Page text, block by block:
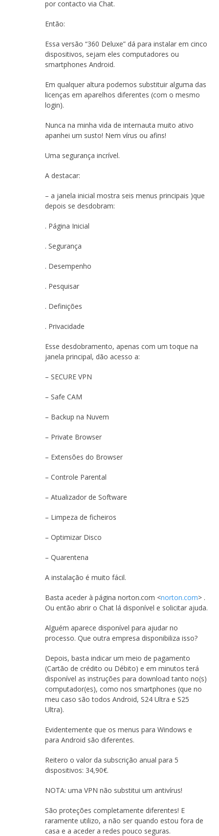
por contacto via Chat.
Então:
Essa versão “360 Deluxe” dá para instalar em cinco
dispositivos, sejam eles computadores ou
smartphones Android.
Em qualquer altura podemos substituir alguma das
licenças em aparelhos diferentes (com o mesmo
login).
Nunca na minha vida de internauta muito ativo
apanhei um susto! Nem vírus ou afins!
Uma segurança incrível.
A destacar:
– a janela inicial mostra seis menus principais )que
depois se desdobram:
. Página Inicial
. Segurança
. Desempenho
. Pesquisar
. Definições
. Privacidade
Esse desdobramento, apenas com um toque na
janela principal, dão acesso a:
– SECURE VPN
– Safe CAM
– Backup na Nuvem
– Private Browser
– Extensões do Browser
– Controle Parental
– Atualizador de Software
– Limpeza de ficheiros
– Optimizar Disco
– Quarentena
A instalação é muito fácil.
Basta aceder à página norton.com <norton.com> .
Ou então abrir o Chat lá disponível e solicitar ajuda.
Alguém aparece disponível para ajudar no
processo. Que outra empresa disponibiliza isso?
Depois, basta indicar um meio de pagamento
(Cartão de crédito ou Débito) e em minutos terá
disponível as instruções para download tanto no(s)
computador(es), como nos smartphones (que no
meu caso são todos Android, S24 Ultra e S25
Ultra).
Evidentemente que os menus para Windows e
para Android são diferentes.
Reitero o valor da subscrição anual para 5
dispositivos: 34,90€.
NOTA: uma VPN não substitui um antivírus!
São proteções completamente diferentes! E
raramente utilizo, a não ser quando estou fora de
casa e a aceder a redes pouco seguras.